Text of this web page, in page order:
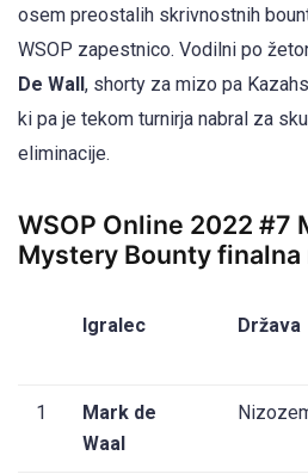
osem preostalih skrivnostnih
WSOP zapestnico. Vodilni po
De Wall, shorty za mizo pa
ki pa je tekom turnirja nabral za
eliminacije.
WSOP Online 2022 #7
Mystery Bounty finalna
Igralec Država
1
Mark de
Waal